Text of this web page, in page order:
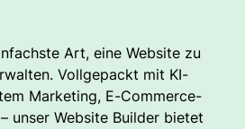
Art, eine Website zu
Vollgepackt mit KI-
Marketing, E-Commerce-
unser Website Builder bietet